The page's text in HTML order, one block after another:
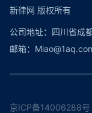
新律网 版权所有
公司地址：四川省成
邮箱：
京ICP备14006288号